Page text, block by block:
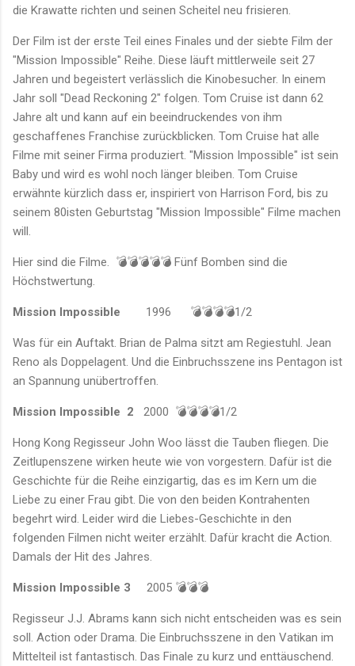
die Krawatte richten und seinen Scheitel neu frisieren.
Der Film ist der erste Teil eines Finales und der siebte Film der
"Mission Impossible" Reihe. Diese läuft mittlerweile seit 27
Jahren und begeistert verlässlich die Kinobesucher. In einem
Jahr soll "Dead Reckoning 2" folgen. Tom Cruise ist dann 62
Jahre alt und kann auf ein beeindruckendes von ihm
geschaffenes Franchise zurückblicken. Tom Cruise hat alle
Filme mit seiner Firma produziert. "Mission Impossible" ist sein
Baby und wird es wohl noch länger bleiben. Tom Cruise
erwähnte kürzlich dass er, inspiriert von Harrison Ford, bis zu
seinem 80isten Geburtstag "Mission Impossible" Filme machen
will.
Hier sind die Filme. 💣💣💣💣💣 Fünf Bomben sind die
Höchstwertung.
Mission Impossible 1996 💣💣💣💣1/2
Was für ein Auftakt. Brian de Palma sitzt am Regiestuhl. Jean
Reno als Doppelagent. Und die Einbruchsszene ins Pentagon ist
an Spannung unübertroffen.
Mission Impossible 2 2000 💣💣💣💣1/2
Hong Kong Regisseur John Woo lässt die Tauben fliegen. Die
Zeitlupenszene wirken heute wie von vorgestern. Dafür ist die
Geschichte für die Reihe einzigartig, das es im Kern um die
Liebe zu einer Frau gibt. Die von den beiden Kontrahenten
begehrt wird. Leider wird die Liebes-Geschichte in den
folgenden Filmen nicht weiter erzählt. Dafür kracht die Action.
Damals der Hit des Jahres.
Mission Impossible 3 2005 💣💣💣
Regisseur J.J. Abrams kann sich nicht entscheiden was es sein
soll. Action oder Drama. Die Einbruchsszene in den Vatikan im
Mittelteil ist fantastisch. Das Finale zu kurz und enttäuschend.